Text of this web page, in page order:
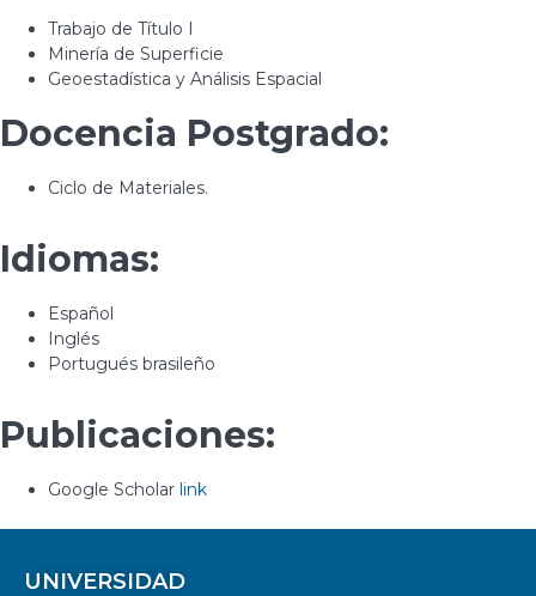
Trabajo de Título I
Minería de Superficie
Geoestadística y Análisis Espacial
Docencia Postgrado:
Ciclo de Materiales.
Idiomas:
Español
Inglés
Portugués brasileño
Publicaciones:
Google Scholar link
UNIVERSIDAD